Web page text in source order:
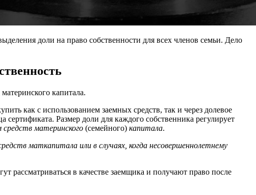
доли на право собственности для всех членов семьи. Дело
капитала.
как с использованием заемных средств, так и через долевое
сертификата. Размер доли для каждого собственника регулирует
средств материнского (семейного) капитала.
маткапитала или в случаях, когда несовершеннолетнему
рассматриваться в качестве заемщика и получают право после